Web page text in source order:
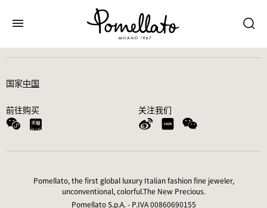
国家中国
前往购买 关注我们
Pomellato, the first global luxury Italian fashion fine jeweler,
unconventional, colorful.The New Precious.
Pomellato S.p.A. - P.IVA 00860690155